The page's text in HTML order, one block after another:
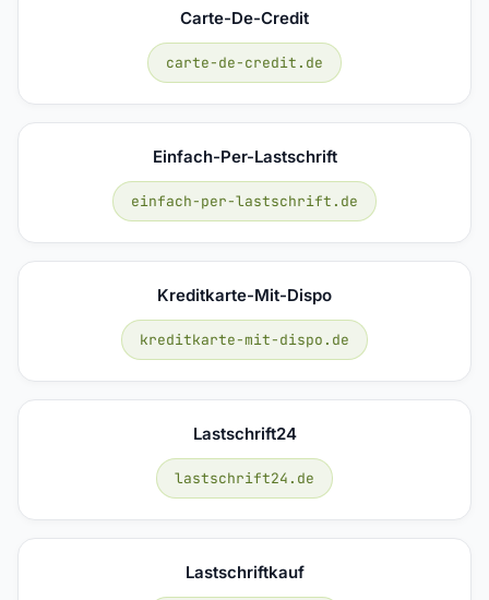
Carte-De-Credit
carte-de-credit.de
Einfach-Per-Lastschrift
einfach-per-lastschrift.de
Kreditkarte-Mit-Dispo
kreditkarte-mit-dispo.de
Lastschrift24
lastschrift24.de
Lastschriftkauf